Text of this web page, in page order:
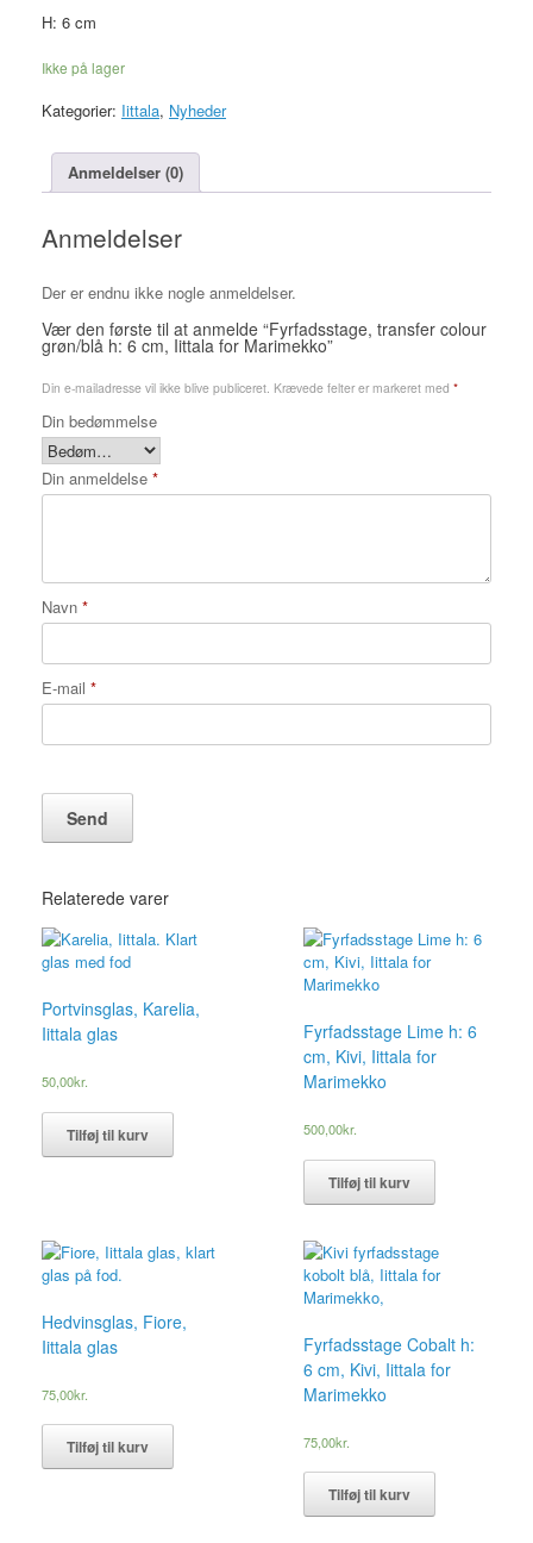
H: 6 cm
Ikke på lager
Kategorier: Iittala, Nyheder
Anmeldelser (0)
Anmeldelser
Der er endnu ikke nogle anmeldelser.
Vær den første til at anmelde “Fyrfadsstage, transfer colour
grøn/blå h: 6 cm, Iittala for Marimekko”
Din e-mailadresse vil ikke blive publiceret. Krævede felter er markeret med *
Din bedømmelse
Din anmeldelse *
Navn *
E-mail *
Relaterede varer
Portvinsglas, Karelia,
Iittala glas
50,00kr.
Tilføj til kurv
Fyrfadsstage Lime h: 6
cm, Kivi, Iittala for
Marimekko
500,00kr.
Tilføj til kurv
Hedvinsglas, Fiore,
Iittala glas
75,00kr.
Tilføj til kurv
Fyrfadsstage Cobalt h:
6 cm, Kivi, Iittala for
Marimekko
75,00kr.
Tilføj til kurv